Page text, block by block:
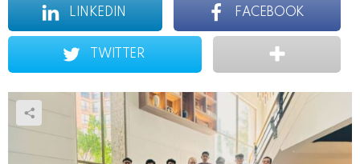
LINKEDIN FACEBOOK
TWITTER